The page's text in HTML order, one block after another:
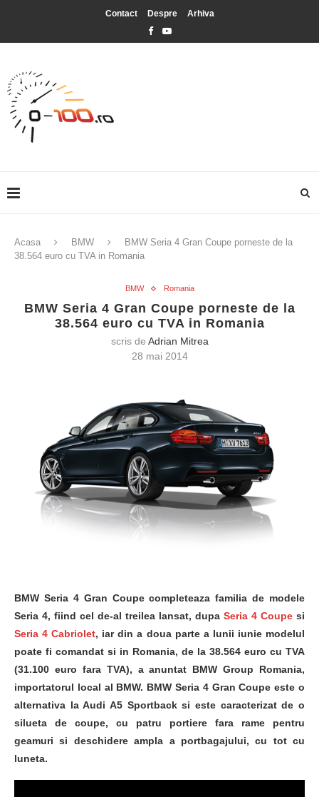
Contact Despre Arhiva
Acasa BMW
BMW Seria 4 Gran Coupe porneste de la
38.564 euro cu TVA in Romania
BMW Romania
BMW Seria 4 Gran Coupe porneste de la
38.564 euro cu TVA in Romania
scris de Adrian Mitrea
28 mai 2014
BMW Seria 4 Gran Coupe completeaza familia de modele
Seria 4, fiind cel de-al treilea lansat, dupa Seria 4 Coupe si
Seria 4 Cabriolet, iar din a doua parte a lunii iunie modelul
poate fi comandat si in Romania, de la 38.564 euro cu TVA
(31.100 euro fara TVA), a anuntat BMW Group Romania,
importatorul local al BMW. BMW Seria 4 Gran Coupe este o
alternativa la Audi A5 Sportback si este caracterizat de o
silueta de coupe, cu patru portiere fara rame pentru
geamuri si deschidere ampla a portbagajului, cu tot cu
luneta.